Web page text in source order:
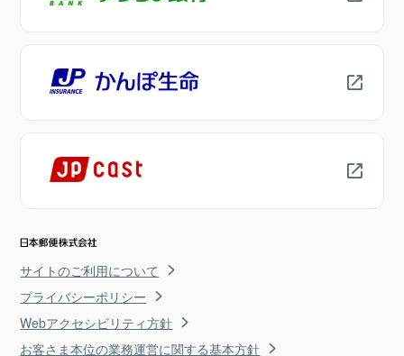
サイトのご利用について
プライバシーポリシー
Webアクセシビリティ方針
お客さま本位の業務運営に関する基本方針